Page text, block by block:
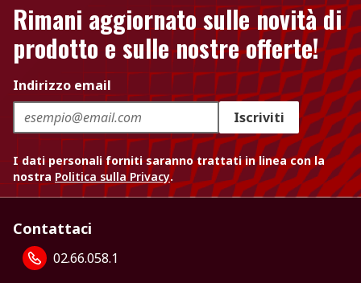
Rimani aggiornato sulle novità di
prodotto e sulle nostre offerte!
Indirizzo email
Iscriviti
I dati personali forniti saranno trattati in linea con la
nostra Politica sulla Privacy.
Contattaci
02.66.058.1